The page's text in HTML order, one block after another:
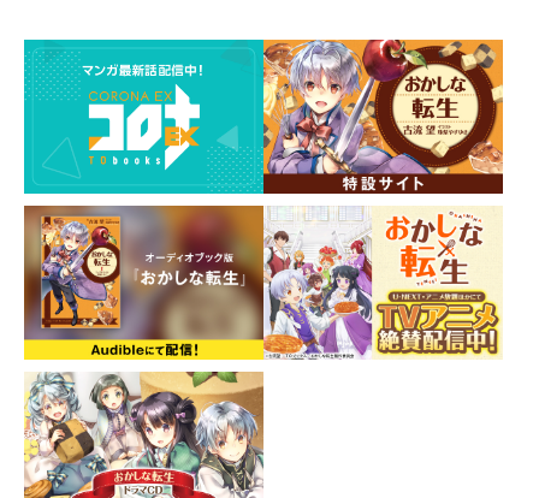
る証拠が書かれていて......!? 『世界の秘密を暴かんと欲
する者は叡智の扉を開くべし』 魔法を根底から揺るがす
聖本を巡り、三国三つ巴の奪還戦が幕を開ける！ 「と
もあれ、読書のお供はフルーツサンドに限りますね！」
王道スイーツファンタジー第28巻！